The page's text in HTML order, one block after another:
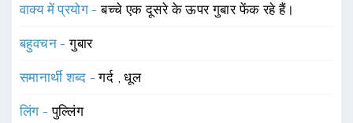
वाक्य में प्रयोग -बच्चे एक दूसरे के ऊपर गुबार फेंक रहे हैं।
बहुवचन -गुबार
समानार्थी शब्द -गर्द ,धूल
लिंग -पुल्लिंग